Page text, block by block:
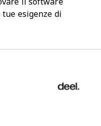
il software
esigenze di